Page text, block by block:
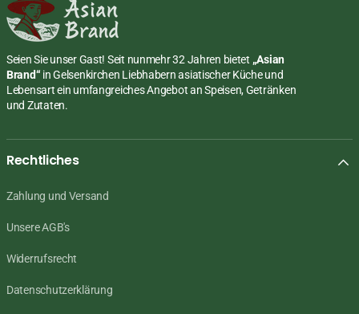
Seien Sie unser Gast! Seit nunmehr 32 Jahren bietet „Asian
Brand“ in Gelsenkirchen Liebhabern asiatischer Küche und
Lebensart ein umfangreiches Angebot an Speisen, Getränken
und Zutaten.
Rechtliches
Zahlung und Versand
Unsere AGB's
Widerrufsrecht
Datenschutzerklärung